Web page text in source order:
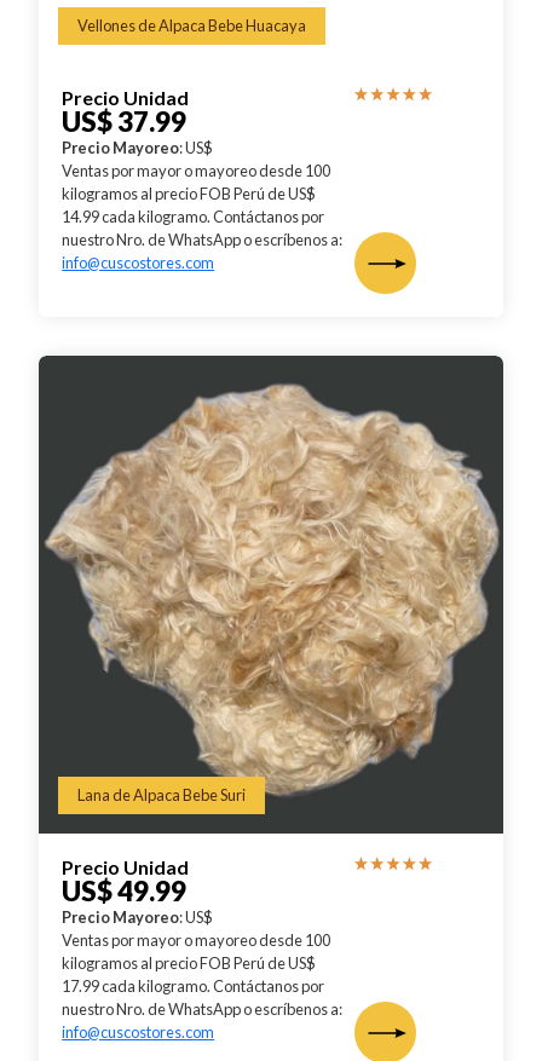
Vellones de Alpaca Bebe Huacaya
Precio Unidad
US$ 37.99
Precio Mayoreo: US$
Ventas por mayor o mayoreo desde 100
kilogramos al precio FOB Perú de US$
14.99 cada kilogramo. Contáctanos por
nuestro Nro. de WhatsApp o escríbenos a:
info@cuscostores.com
Lana de Alpaca Bebe Suri
Precio Unidad
US$ 49.99
Precio Mayoreo: US$
Ventas por mayor o mayoreo desde 100
kilogramos al precio FOB Perú de US$
17.99 cada kilogramo. Contáctanos por
nuestro Nro. de WhatsApp o escríbenos a:
info@cuscostores.com